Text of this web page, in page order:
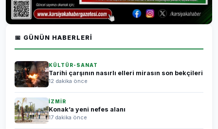
📅 GÜNÜN HABERLERI
KÜLTÜR-SANAT
Tarihi çarşının nasırlı elleri mirasın son bekçileri
12 dakika önce
İZMİR
Konak’a yeni nefes alanı
17 dakika önce